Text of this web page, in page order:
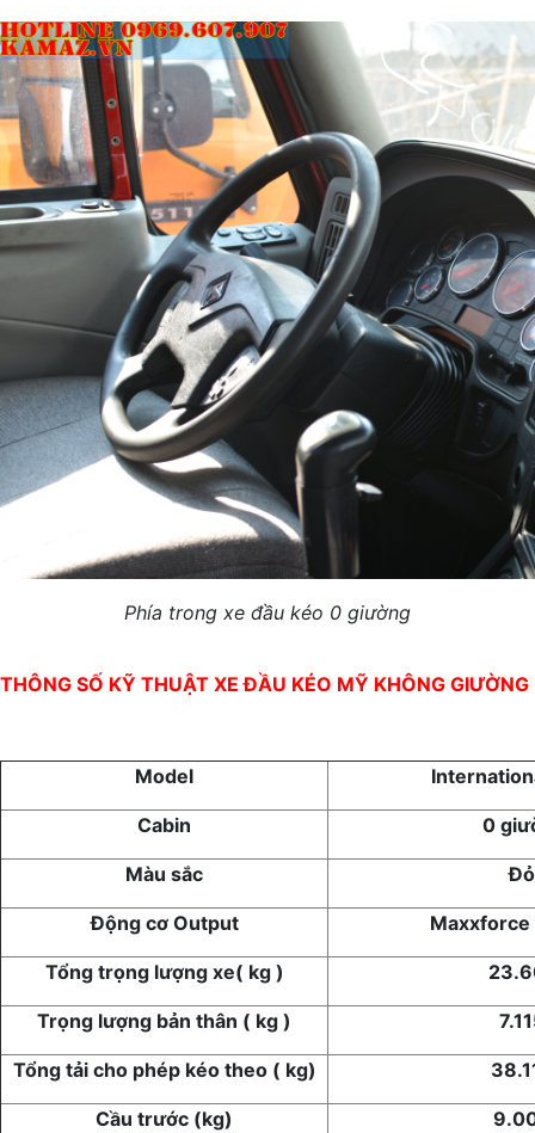
Phía trong xe đầu kéo 0 giường
THÔNG SỐ KỸ THUẬT XE ĐẦU KÉO MỸ KHÔNG GIƯỜNG
Model
Cabin 0
Màu sắc Đỏ
Động cơ Output Maxxforce
Tổng trọng lượng xe( kg )
Trọng lượng bản thân ( kg )
Tổng tải cho phép kéo theo ( kg)
Cầu trước (kg)